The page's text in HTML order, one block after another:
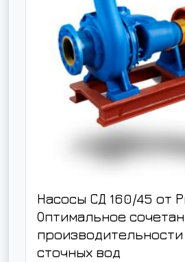
Насосы СД 160/45 от
Оптимальное
сточных вод